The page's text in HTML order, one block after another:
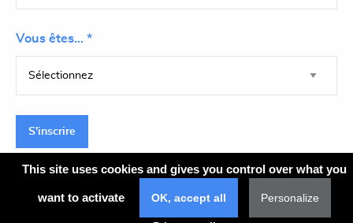
Vous êtes... *
S'inscrire
This site uses cookies and gives you control over what you
want to activate OK, accept all Personalize